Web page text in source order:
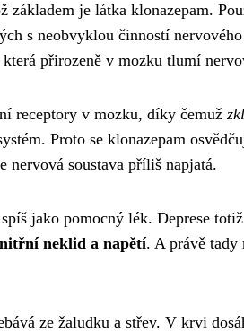
je látka klonazepam.
s neobvyklou činností
přirozeně v mozku tlumí
receptory v mozku, díky čemuž
Proto se klonazepam
nervová soustava příliš napjatá.
jako pomocný lék. Deprese
neklid a napětí. A právě tady
ze žaludku a střev. V krvi